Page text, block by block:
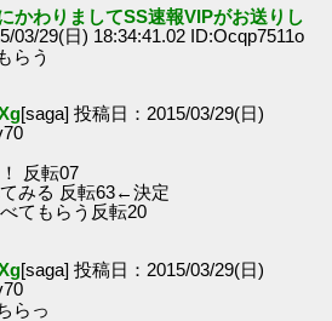
かわりましてSS速報VIPがお送りし
03/29(日) 18:34:41.02 ID:Ocqp7511o
らう
[saga] 投稿日：2015/03/29(日)
反転07
みる 反転63←決定
てもらう反転20
[saga] 投稿日：2015/03/29(日)
らっ